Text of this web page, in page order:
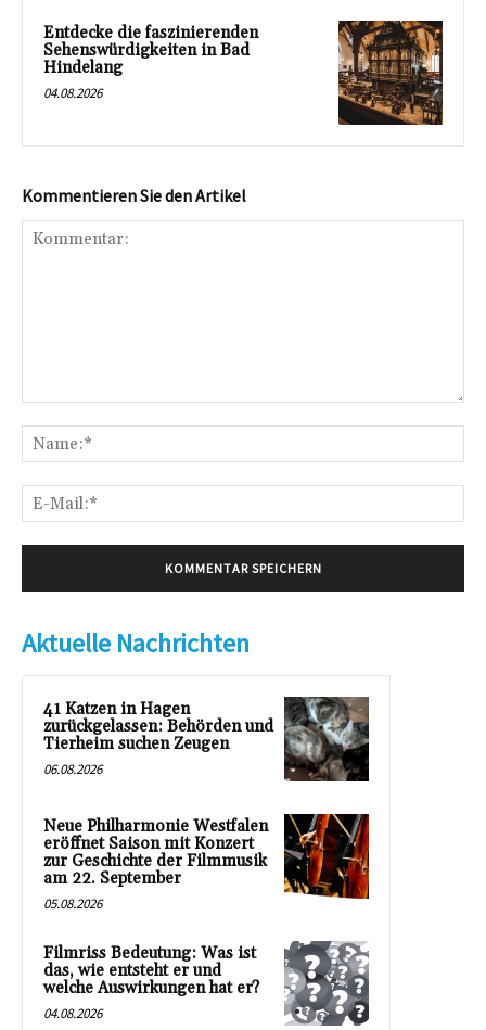
Entdecke die faszinierenden
Sehenswürdigkeiten in Bad
Hindelang
04.08.2026
Kommentieren Sie den Artikel
Aktuelle Nachrichten
41 Katzen in Hagen
zurückgelassen: Behörden und
Tierheim suchen Zeugen
06.08.2026
Neue Philharmonie Westfalen
eröffnet Saison mit Konzert
zur Geschichte der Filmmusik
am 22. September
05.08.2026
Filmriss Bedeutung: Was ist
das, wie entsteht er und
welche Auswirkungen hat er?
04.08.2026